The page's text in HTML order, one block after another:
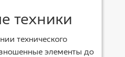
техники
технического
элементы до